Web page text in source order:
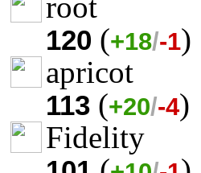
120 (+18/-1)
apricot
113 (+20/-4)
Fidelity